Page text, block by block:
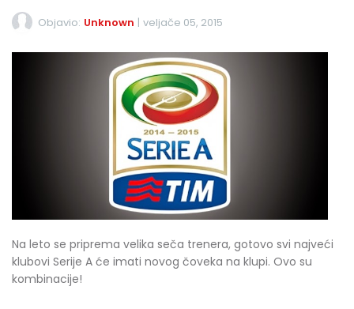
Objavio: Unknown | veljače 05, 2015
Na leto se priprema velika seča trenera, gotovo svi najveći
klubovi Serije A će imati novog čoveka na klupi. Ovo su
kombinacije!